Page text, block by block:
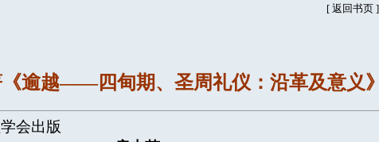
[ 返回书页
逾越——四甸期、圣周礼仪：沿革及意义》
会出版